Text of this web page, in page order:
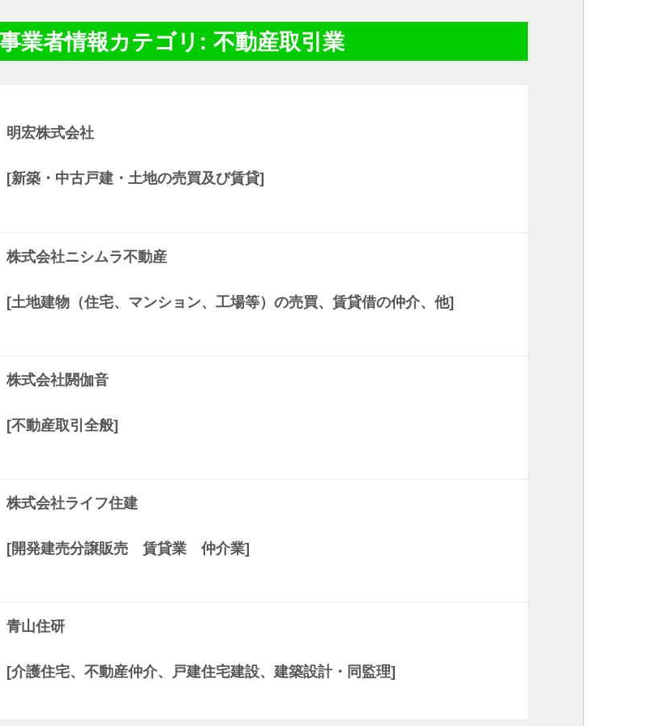
事業者情報カテゴリ: 不動産取引業
明宏株式会社
[新築・中古戸建・土地の売買及び賃貸]
株式会社ニシムラ不動産
[土地建物（住宅、マンション、工場等）の売買、賃貸借の仲介、他]
株式会社閼伽音
[不動産取引全般]
株式会社ライフ住建
[開発建売分譲販売 賃貸業 仲介業]
青山住研
[介護住宅、不動産仲介、戸建住宅建設、建築設計・同監理]